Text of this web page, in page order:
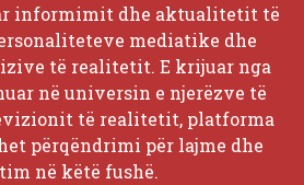
informimit dhe aktualitetit të
mediatike dhe
të realitetit. E krijuar nga
në universin e njerëzve të
të realitetit, platforma
përqëndrimi për lajme dhe
në këtë fushë.